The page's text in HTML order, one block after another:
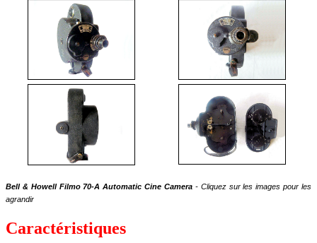
Bell & Howell Filmo 70-A Automatic Cine Camera - Cliquez sur les images pour les
agrandir
Caractéristiques